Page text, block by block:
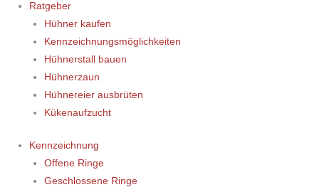
Ratgeber
Hühner kaufen
Kennzeichnungsmöglichkeiten
Hühnerstall bauen
Hühnerzaun
Hühnereier ausbrüten
Kükenaufzucht
Kennzeichnung
Offene Ringe
Geschlossene Ringe